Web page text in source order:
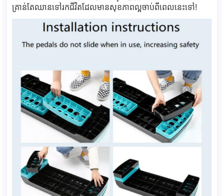
គ្រាន់តែឈានទៅរកជីវិតដែលមានសុខភាពល្អចាប់ពីពេលនេះទៅ!